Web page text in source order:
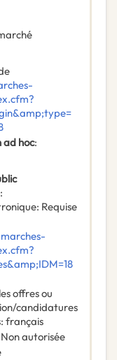
ad hoc:
:
: Requise
offres ou
candidatures
: français
Non autorisée